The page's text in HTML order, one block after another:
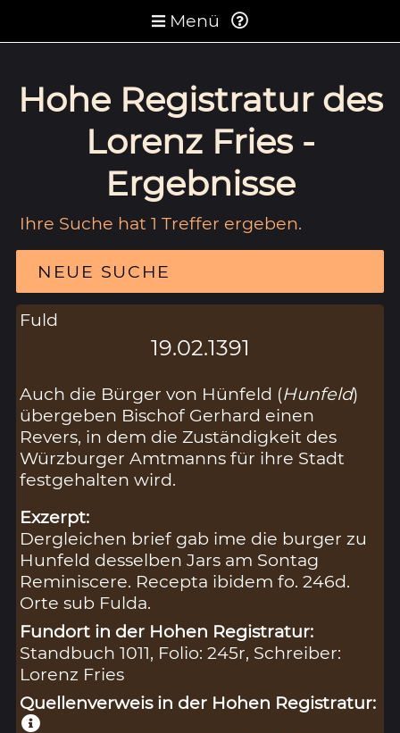
Menü
Hohe Registratur des
Lorenz Fries -
Ergebnisse
Ihre Suche hat 1 Treffer ergeben.
NEUE SUCHE
Fuld
19.02.1391
Auch die Bürger von Hünfeld (Hunfeld)
übergeben Bischof Gerhard einen
Revers, in dem die Zuständigkeit des
Würzburger Amtmanns für ihre Stadt
festgehalten wird.
Exzerpt:
Dergleichen brief gab ime die burger zu
Hunfeld desselben Jars am Sontag
Reminiscere. Recepta ibidem fo. 246d.
Orte sub Fulda.
Fundort in der Hohen Registratur:
Standbuch 1011, Folio: 245r, Schreiber:
Lorenz Fries
Quellenverweis in der Hohen Registratur: